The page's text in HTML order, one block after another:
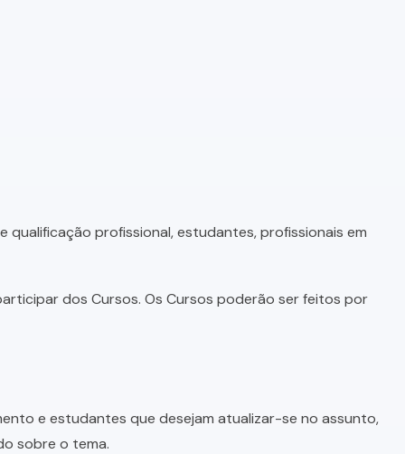
profissional, estudantes, profissionais em
dos Cursos. Os Cursos poderão ser feitos por
e estudantes que desejam atualizar-se no assunto,
sobre o tema.